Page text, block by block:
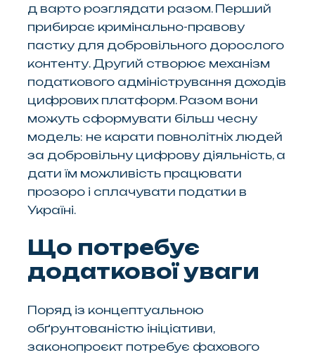
д варто розглядати разом. Перший
прибирає кримінально-правову
пастку для добровільного дорослого
контенту. Другий створює механізм
податкового адміністрування доходів
цифрових платформ. Разом вони
можуть сформувати більш чесну
модель: не карати повнолітніх людей
за добровільну цифрову діяльність, а
дати їм можливість працювати
прозоро і сплачувати податки в
Україні.
Що потребує
додаткової уваги
Поряд із концептуальною
обґрунтованістю ініціативи,
законопроєкт потребує фахового